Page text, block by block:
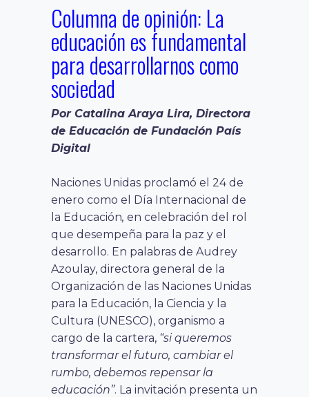
Columna de opinión: La
educación es fundamental
para desarrollarnos como
sociedad
Por Catalina Araya Lira, Directora
de Educación de Fundación País
Digital
Naciones Unidas proclamó el 24 de
enero como el Día Internacional de
la Educación, en celebración del rol
que desempeña para la paz y el
desarrollo. En palabras de Audrey
Azoulay, directora general de la
Organización de las Naciones Unidas
para la Educación, la Ciencia y la
Cultura (UNESCO), organismo a
cargo de la cartera, “si queremos
transformar el futuro, cambiar el
rumbo, debemos repensar la
educación”. La invitación presenta un